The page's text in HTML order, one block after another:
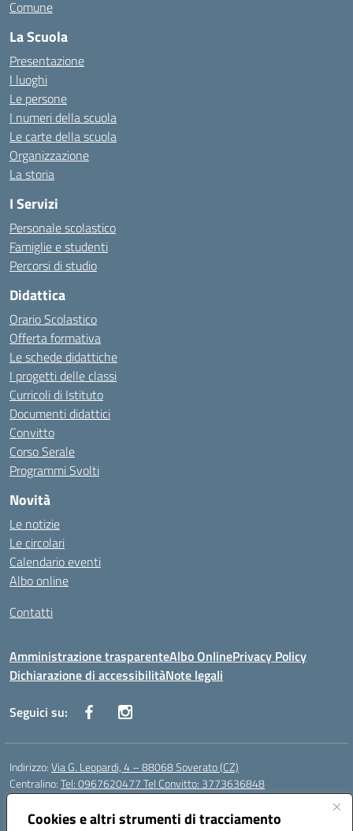
Cookies e altri strumenti di tracciamento
Comune
La Scuola
Presentazione
I luoghi
Le persone
I numeri della scuola
Le carte della scuola
Organizzazione
La storia
I Servizi
Personale scolastico
Famiglie e studenti
Percorsi di studio
Didattica
Orario Scolastico
Offerta formativa
Le schede didattiche
I progetti delle classi
Curricoli di Istituto
Documenti didattici
Convitto
Corso Serale
Programmi Svolti
Novità
Le notizie
Le circolari
Calendario eventi
Albo online
Contatti
Amministrazione trasparenteAlbo OnlinePrivacy Policy
Dichiarazione di accessibilitàNote legali
Seguici su:
Indirizzo:Via G. Leopardi, 4 – 88068 Soverato (CZ)
Centralino:Tel: 0967620477 Tel Convitto: 3773636848
Email:
Posta elettronica certificata (PEC):czrh04000q@pec.istruzione.it